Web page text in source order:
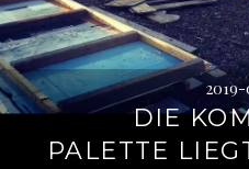
DIE
PALETTE